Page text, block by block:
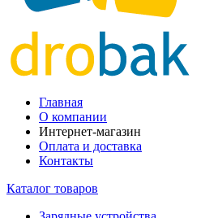
Главная
О компании
Интернет-магазин
Оплата и доставка
Контакты
Каталог товаров